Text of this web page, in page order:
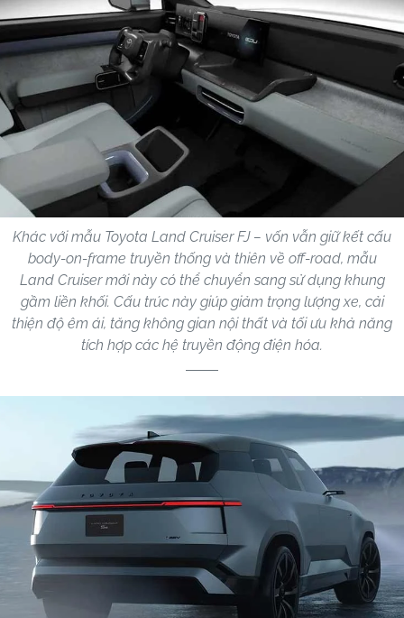
Khác với mẫu Toyota Land Cruiser FJ – vốn vẫn giữ kết cấu
body-on-frame truyền thống và thiên về off-road, mẫu
Land Cruiser mới này có thể chuyển sang sử dụng khung
gầm liền khối. Cấu trúc này giúp giảm trọng lượng xe, cải
thiện độ êm ái, tăng không gian nội thất và tối ưu khả năng
tích hợp các hệ truyền động điện hóa.